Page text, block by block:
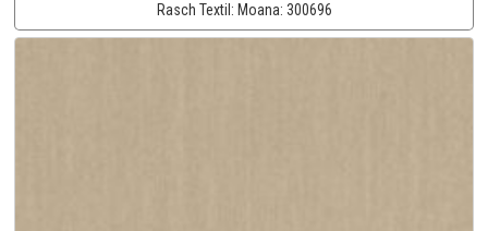
Rasch Textil: Moana: 300696